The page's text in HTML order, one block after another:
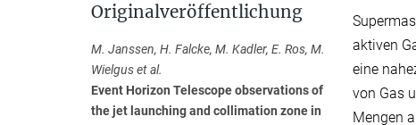
aktiven
eine
von Gas
Mengen
Originalveröffentlichung
M. Janssen, H. Falcke, M. Kadler, E. Ros, M.
Wielgus et al.
Event Horizon Telescope observations of
the jet launching and collimation zone in